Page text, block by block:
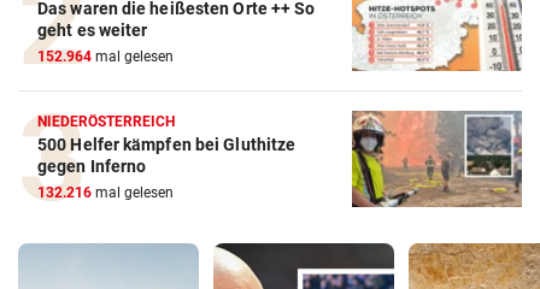
Das waren die heißesten Orte ++ So
geht es weiter
152.964 mal gelesen
NIEDERÖSTERREICH
500 Helfer kämpfen bei Gluthitze
gegen Inferno
132.216 mal gelesen